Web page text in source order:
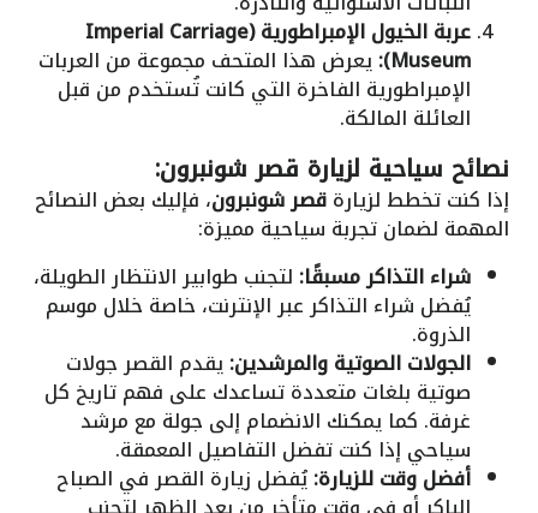
عربة الخيول الإمبراطورية (Imperial Carriage
Museum): يعرض هذا المتحف مجموعة من العربات
الإمبراطورية الفاخرة التي كانت تُستخدم من قبل
العائلة المالكة.
نصائح سياحية لزيارة قصر شونبرون:
إذا كنت تخطط لزيارةقصر شونبرون، فإليك بعض النصائح
المهمة لضمان تجربة سياحية مميزة:
شراء التذاكر مسبقًا: لتجنب طوابير الانتظار الطويلة،
يُفضل شراء التذاكر عبر الإنترنت، خاصة خلال موسم
الذروة.
الجولات الصوتية والمرشدين:يقدم القصر جولات
صوتية بلغات متعددة تساعدك على فهم تاريخ كل
غرفة. كما يمكنك الانضمام إلى جولة مع مرشد
سياحي إذا كنت تفضل التفاصيل المعمقة.
أفضل وقت للزيارة:يُفضل زيارة القصر في الصباح